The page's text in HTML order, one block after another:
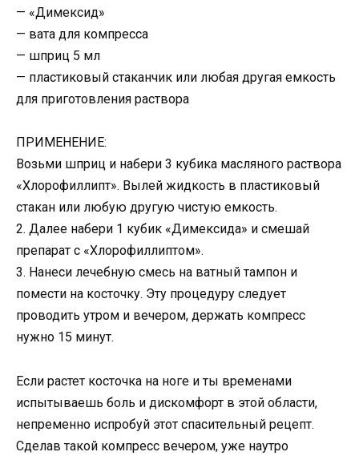
— «Димексид»
— вата для компресса
— шприц 5 мл
— пластиковый стаканчик или любая другая емкость
для приготовления раствора
ПРИМЕНЕНИЕ:
Возьми шприц и набери 3 кубика масляного раствора
«Хлорофиллипт». Вылей жидкость в пластиковый
стакан или любую другую чистую емкость.
2. Далее набери 1 кубик «Димексида» и смешай
препарат с «Хлорофиллиптом».
3. Нанеси лечебную смесь на ватный тампон и
помести на косточку. Эту процедуру следует
проводить утром и вечером, держать компресс
нужно 15 минут.
Если растет косточка на ноге и ты временами
испытываешь боль и дискомфорт в этой области,
непременно испробуй этот спасительный рецепт.
Сделав такой компресс вечером, уже наутро